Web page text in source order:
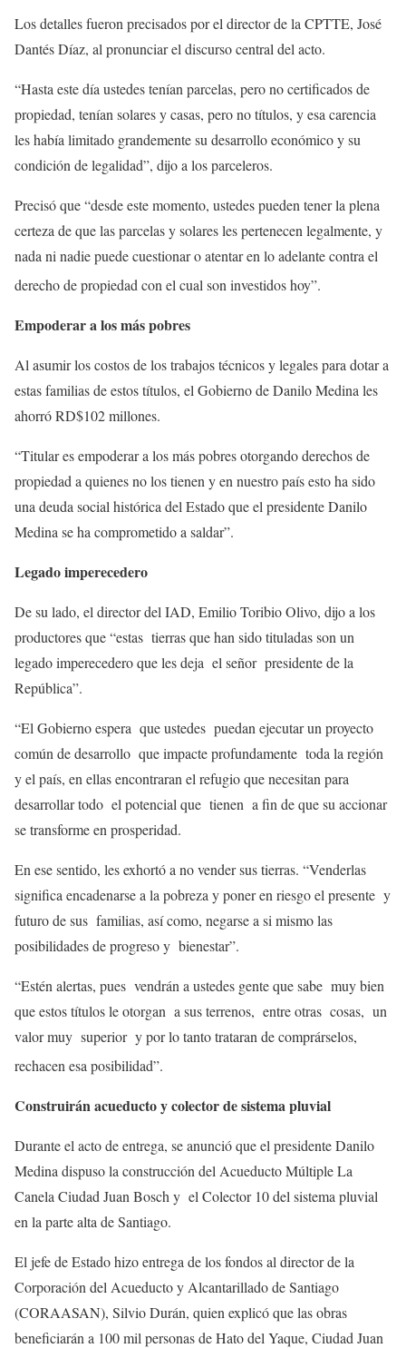
Los detalles fueron precisados por el director de la CPTTE, José
Dantés Díaz, al pronunciar el discurso central del acto.
“Hasta este día ustedes tenían parcelas, pero no certificados de
propiedad, tenían solares y casas, pero no títulos, y esa carencia
les había limitado grandemente su desarrollo económico y su
condición de legalidad”, dijo a los parceleros.
Precisó que “desde este momento, ustedes pueden tener la plena
certeza de que las parcelas y solares les pertenecen legalmente, y
nada ni nadie puede cuestionar o atentar en lo adelante contra el
derecho de propiedad con el cual son investidos hoy”.
Empoderar a los más pobres
Al asumir los costos de los trabajos técnicos y legales para dotar a
estas familias de estos títulos, el Gobierno de Danilo Medina les
ahorró RD$102 millones.
“Titular es empoderar a los más pobres otorgando derechos de
propiedad a quienes no los tienen y en nuestro país esto ha sido
una deuda social histórica del Estado que el presidente Danilo
Medina se ha comprometido a saldar”.
Legado imperecedero
De su lado, el director del IAD, Emilio Toribio Olivo, dijo a los
productores que “estas tierras que han sido tituladas son un
legado imperecedero que les deja el señor presidente de la
República”.
“El Gobierno espera que ustedes puedan ejecutar un proyecto
común de desarrollo que impacte profundamente toda la región
y el país, en ellas encontraran el refugio que necesitan para
desarrollar todo el potencial que tienen a fin de que su accionar
se transforme en prosperidad.
En ese sentido, les exhortó a no vender sus tierras. “Venderlas
significa encadenarse a la pobreza y poner en riesgo el presente y
futuro de sus familias, así como, negarse a si mismo las
posibilidades de progreso y bienestar”.
“Estén alertas, pues vendrán a ustedes gente que sabe muy bien
que estos títulos le otorgan a sus terrenos, entre otras cosas, un
valor muy superior y por lo tanto trataran de comprárselos,
rechacen esa posibilidad”.
Construirán acueducto y colector de sistema pluvial
Durante el acto de entrega, se anunció que el presidente Danilo
Medina dispuso la construcción del Acueducto Múltiple La
Canela Ciudad Juan Bosch y el Colector 10 del sistema pluvial
en la parte alta de Santiago.
El jefe de Estado hizo entrega de los fondos al director de la
Corporación del Acueducto y Alcantarillado de Santiago
(CORAASAN), Silvio Durán, quien explicó que las obras
beneficiarán a 100 mil personas de Hato del Yaque, Ciudad Juan